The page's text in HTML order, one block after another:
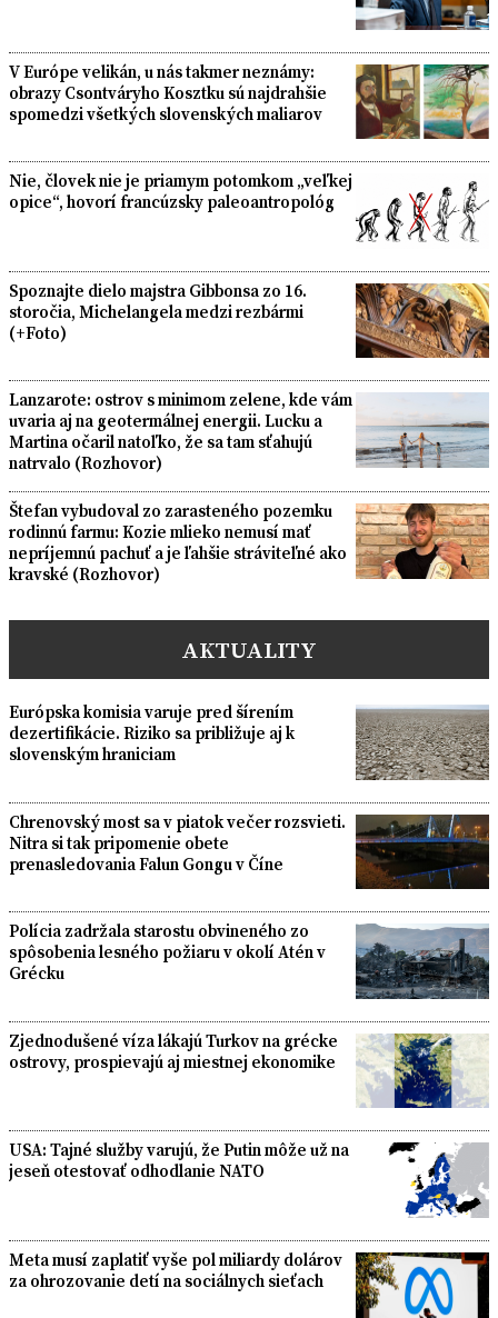
V Európe velikán, u nás takmer neznámy:
obrazy Csontváryho Kosztku sú najdrahšie
spomedzi všetkých slovenských maliarov
Nie, človek nie je priamym potomkom „veľkej
opice“, hovorí francúzsky paleoantropológ
Spoznajte dielo majstra Gibbonsa zo 16.
storočia, Michelangela medzi rezbármi
(+Foto)
Lanzarote: ostrov s minimom zelene, kde vám
uvaria aj na geotermálnej energii. Lucku a
Martina očaril natoľko, že sa tam sťahujú
natrvalo (Rozhovor)
Štefan vybudoval zo zarasteného pozemku
rodinnú farmu: Kozie mlieko nemusí mať
nepríjemnú pachuť a je ľahšie stráviteľné ako
kravské (Rozhovor)
AKTUALITY
Európska komisia varuje pred šírením
dezertifikácie. Riziko sa približuje aj k
slovenským hraniciam
Chrenovský most sa v piatok večer rozsvieti.
Nitra si tak pripomenie obete
prenasledovania Falun Gongu v Číne
Polícia zadržala starostu obvineného zo
spôsobenia lesného požiaru v okolí Atén v
Grécku
Zjednodušené víza lákajú Turkov na grécke
ostrovy, prospievajú aj miestnej ekonomike
USA: Tajné služby varujú, že Putin môže už na
jeseň otestovať odhodlanie NATO
Meta musí zaplatiť vyše pol miliardy dolárov
za ohrozovanie detí na sociálnych sieťach